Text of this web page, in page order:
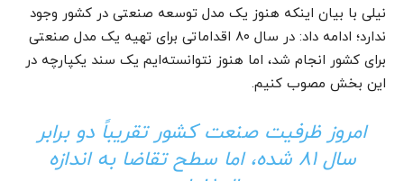
نیلی با بیان اینکه هنوز یک مدل توسعه صنعتی در کشور وجود
ندارد؛ ادامه داد: در سال ۸۰ اقداماتی برای تهیه یک مدل صنعتی
برای کشور انجام شد، اما هنوز نتوانسته‌ایم یک سند یکپارچه در
این بخش مصوب کنیم.
امروز ظرفیت صنعت کشور تقریباً دو برابر
سال ۸۱ شده، اما سطح تقاضا به اندازه